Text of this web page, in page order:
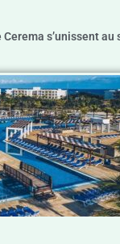
Cerema s’unissent